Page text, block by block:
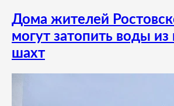
Дома жителей
могут затопить воды
шахт